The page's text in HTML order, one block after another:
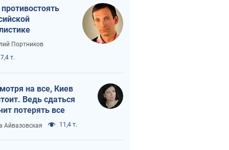
Портников
т.
на все, Киев
Ведь сдаться
потерять все
Айвазовская 11,4 т.